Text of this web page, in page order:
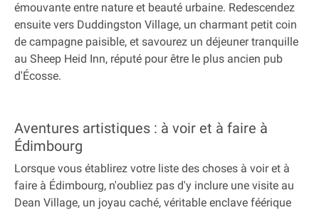
émouvante entre nature et beauté urbaine. Redescendez
ensuite vers Duddingston Village, un charmant petit coin
de campagne paisible, et savourez un déjeuner tranquille
au Sheep Heid Inn, réputé pour être le plus ancien pub
d'Écosse.
Aventures artistiques : à voir et à faire à
Édimbourg
Lorsque vous établirez votre liste des choses à voir et à
faire à Édimbourg, n'oubliez pas d'y inclure une visite au
Dean Village, un joyau caché, véritable enclave féérique